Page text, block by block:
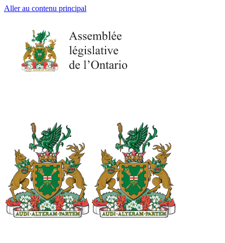
Aller au contenu principal